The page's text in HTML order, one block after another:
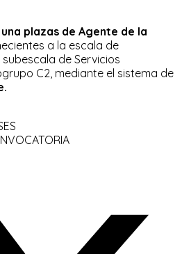
plazas de Agente de la
a la escala de
de Servicios
C2, mediante el sistema de